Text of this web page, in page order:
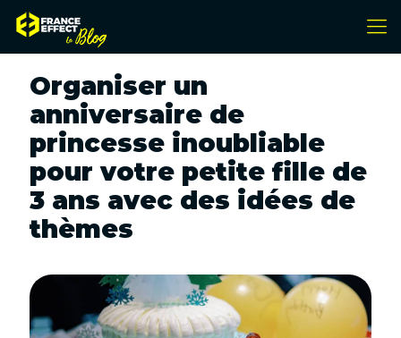
Organiser un
anniversaire de
princesse inoubliable
pour votre petite fille de
3 ans avec des idées de
thèmes